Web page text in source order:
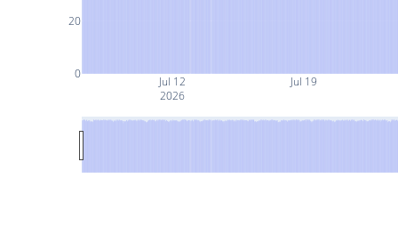
Jul 12
2026
Jul 19
0
20